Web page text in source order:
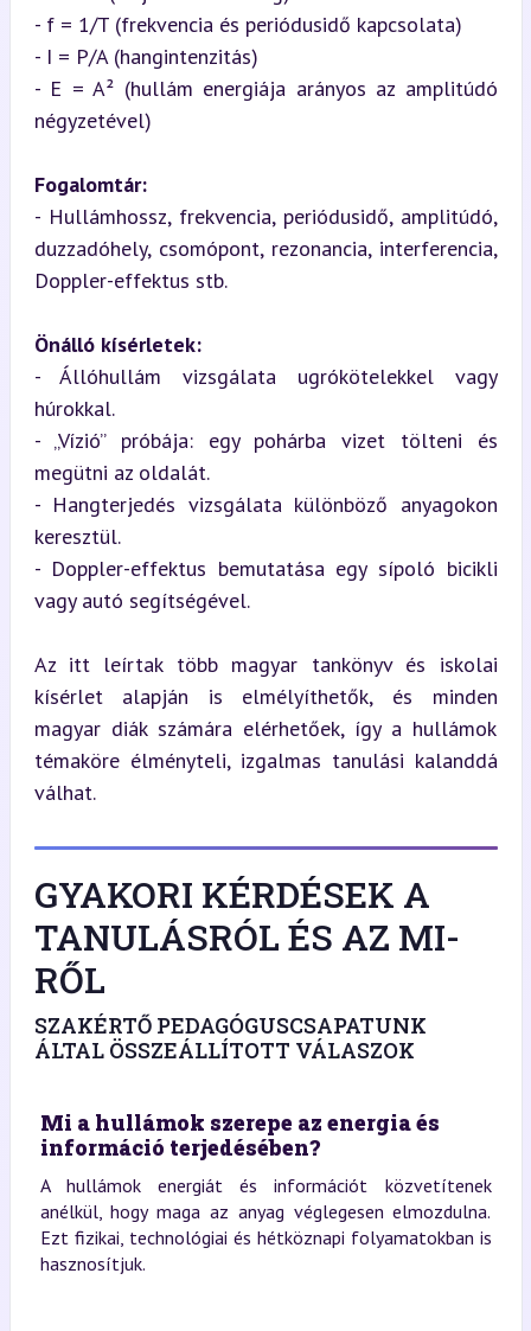
- f = 1/T (frekvencia és periódusidő kapcsolata)
- I = P/A (hangintenzitás)
- E = A² (hullám energiája arányos az amplitúdó
négyzetével)
Fogalomtár:
- Hullámhossz, frekvencia, periódusidő, amplitúdó,
duzzadóhely, csomópont, rezonancia, interferencia,
Doppler-effektus stb.
Önálló kísérletek:
- Állóhullám vizsgálata ugrókötelekkel vagy
húrokkal.
- „Vízió” próbája: egy pohárba vizet tölteni és
megütni az oldalát.
- Hangterjedés vizsgálata különböző anyagokon
keresztül.
- Doppler-effektus bemutatása egy sípoló bicikli
vagy autó segítségével.
Az itt leírtak több magyar tankönyv és iskolai
kísérlet alapján is elmélyíthetők, és minden
magyar diák számára elérhetőek, így a hullámok
témaköre élményteli, izgalmas tanulási kalanddá
válhat.
GYAKORI KÉRDÉSEK A
TANULÁSRÓL ÉS AZ MI-
RŐL
SZAKÉRTŐ PEDAGÓGUSCSAPATUNK
ÁLTAL ÖSSZEÁLLÍTOTT VÁLASZOK
Mi a hullámok szerepe az energia és
információ terjedésében?
A hullámok energiát és információt közvetítenek
anélkül, hogy maga az anyag véglegesen elmozdulna.
Ezt fizikai, technológiai és hétköznapi folyamatokban is
hasznosítjuk.